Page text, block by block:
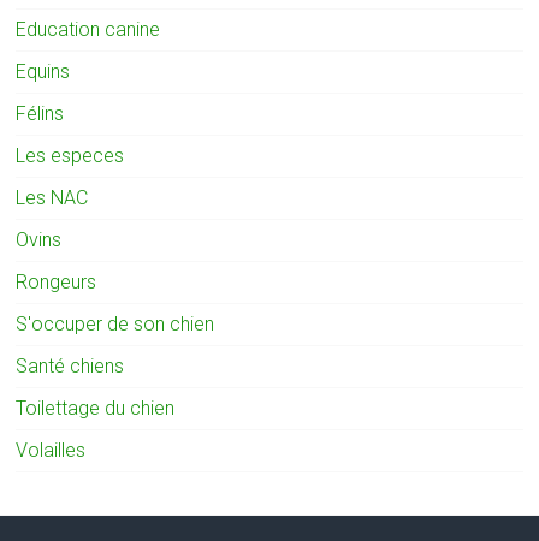
Education canine
Equins
Félins
Les especes
Les NAC
Ovins
Rongeurs
S'occuper de son chien
Santé chiens
Toilettage du chien
Volailles